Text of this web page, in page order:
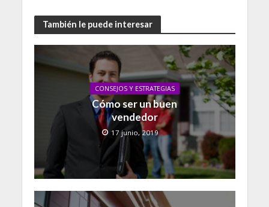
También le puede interesar
CONSEJOS Y ESTRATEGIAS
Cómo ser un buen
vendedor
17 junio, 2019